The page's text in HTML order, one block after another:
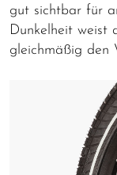
gut sichtbar für
Dunkelheit weist
gleichmäßig den